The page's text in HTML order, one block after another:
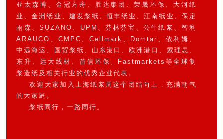
亚太森博、金冠方舟、胜达集团、荣晟环保、大河纸
业、金洲纸业、建发浆纸、恒丰纸业、江南纸业、保定
雨森、SUZANO、UPM、芬林芬宝、公牛纸浆、智利
ARAUCO、CMPC、Cellmark、Domtar、依利姆、
中远海运、国贸浆纸、山东港口、欧洲港口、索理思、
东升、远大线材、首信环保、Fastmarkets等全球制
浆造纸及相关行业的优秀企业代表。
欢迎大家加入上海纸浆周这个团结向上，充满朝气
的大家庭。
浆纸同行，一路同行。